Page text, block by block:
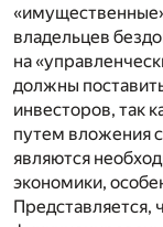
владельцев
на
должны
инвесторов, так
путем вложения
являются
экономики,
Представляется,